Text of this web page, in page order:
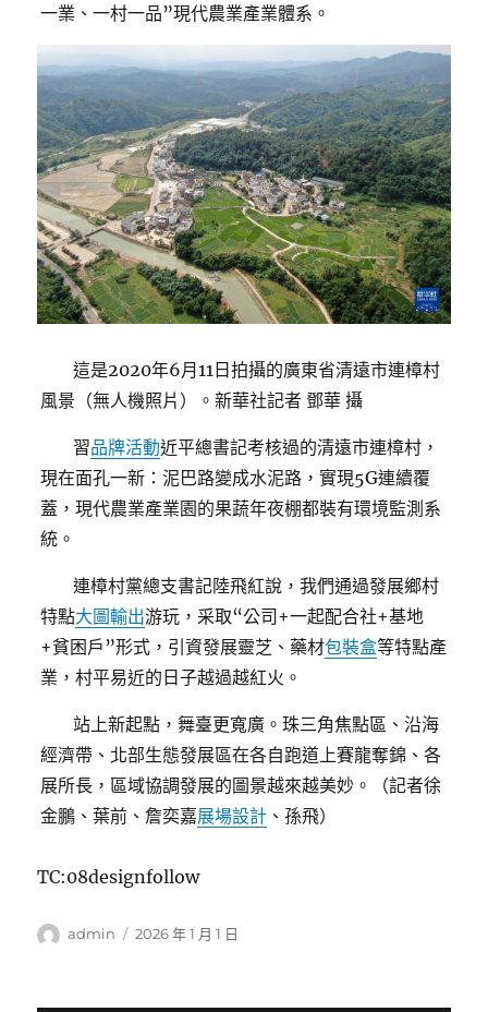
一業、一村一品”現代農業產業體系。
這是2020年6月11日拍攝的廣東省清遠市連樟村
風景（無人機照片）。新華社記者 鄧華 攝
習品牌活動近平總書記考核過的清遠市連樟村，
現在面孔一新：泥巴路變成水泥路，實現5G連續覆
蓋，現代農業產業園的果蔬年夜棚都裝有環境監測系
統。
連樟村黨總支書記陸飛紅說，我們通過發展鄉村
特點大圖輸出游玩，采取“公司+一起配合社+基地
+貧困戶”形式，引資發展靈芝、藥材包裝盒等特點產
業，村平易近的日子越過越紅火。
站上新起點，舞臺更寬廣。珠三角焦點區、沿海
經濟帶、北部生態發展區在各自跑道上賽龍奪錦、各
展所長，區域協調發展的圖景越來越美妙。（記者徐
金鵬、葉前、詹奕嘉展場設計 、孫飛）
TC:08designfollow
作
admin
發
2026 年 1 月 1 日